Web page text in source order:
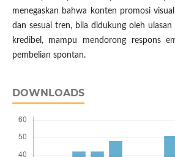
menegaskan bahwa konten promosi
dan sesuai tren, bila didukung oleh
kredibel, mampu mendorong respons
pembelian spontan.
DOWNLOADS